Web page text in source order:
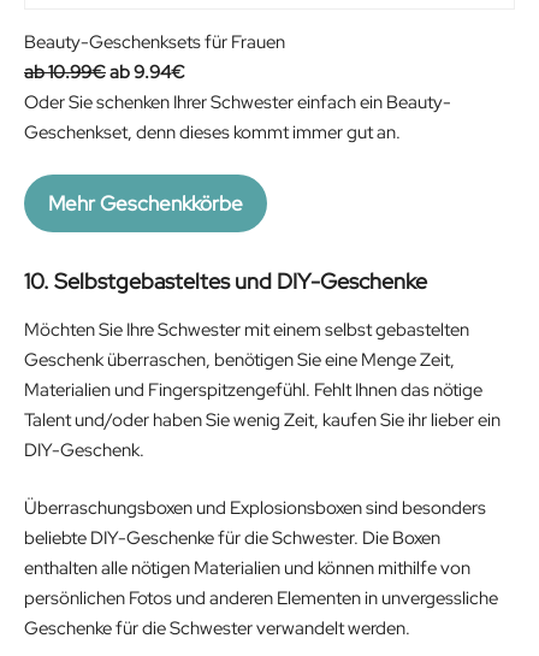
Beauty-Geschenksets für Frauen
10.99€O
r
i
i
l
r
i
c
e
w
s
:
1
0
.
9.94€C
u
r
e
p
i
c
e
i
9
.
9
4
€
Oder Sie schenken Ihrer Schwester einfach ein Beauty-
Geschenkset, denn dieses kommt immer gut an.
Mehr Geschenkkörbe
10. Selbstgebasteltes und DIY-Geschenke
Möchten Sie Ihre Schwester mit einem selbst gebastelten
Geschenk überraschen, benötigen Sie eine Menge Zeit,
Materialien und Fingerspitzengefühl. Fehlt Ihnen das nötige
Talent und/oder haben Sie wenig Zeit, kaufen Sie ihr lieber ein
DIY-Geschenk.
Überraschungsboxen und Explosionsboxen sind besonders
beliebte DIY-Geschenke für die Schwester. Die Boxen
enthalten alle nötigen Materialien und können mithilfe von
persönlichen Fotos und anderen Elementen in unvergessliche
Geschenke für die Schwester verwandelt werden.